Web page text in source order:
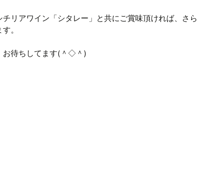
リアワイン「シタレー」と共にご賞味頂ければ、さら
。
お待ちしてます(＾◇＾)